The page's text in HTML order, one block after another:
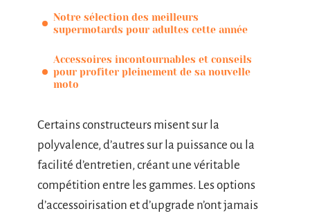
Notre sélection des meilleurs
supermotards pour adultes cette année
Accessoires incontournables et conseils
pour profiter pleinement de sa nouvelle
moto
Certains constructeurs misent sur la
polyvalence, d’autres sur la puissance ou la
facilité d’entretien, créant une véritable
compétition entre les gammes. Les options
d’accessoirisation et d’upgrade n’ont jamais